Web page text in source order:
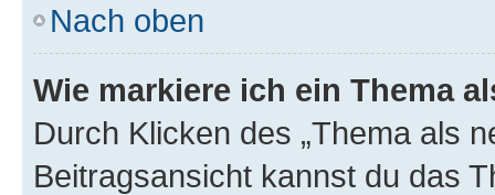
Nach oben
Wie markiere ich ein Thema
Durch Klicken des „Thema als
Beitragsansicht kannst du das